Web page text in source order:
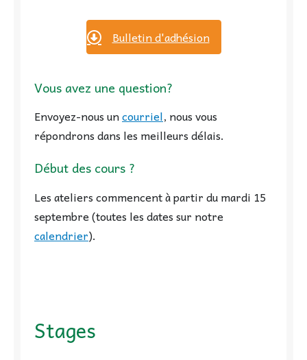
Bulletin d'adhésion
Vous avez une question?
Envoyez-nous uncourriel, nous vous
répondrons dans les meilleurs délais.
Début des cours ?
Les ateliers commencent à partir du mardi 15
septembre (toutes les dates sur notre
calendrier).
Stages